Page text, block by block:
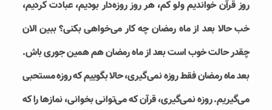
روز قرآن خواندیم ولو کم، هر روز روزه‌دار بودیم، عبادت کردیم،
خب حالا بعد از ماه رمضان چه کار می‌خواهی بکنی؟ ببین الان
چقدر حالت خوب است بعد از ماه رمضان هم همین جوری باش.
بعد ماه رمضان فقط روزه نمی‌گیری، حالا بگوییم که روزه مستحبی
می‌گیریم. روزه نمی‌گیری، قرآن که می‌توانی بخوانی، نمازها را که